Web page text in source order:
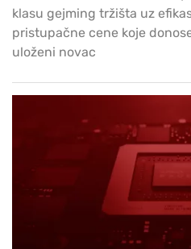
klasu gejming tržišta uz
pristupačne cene koje
uloženi novac